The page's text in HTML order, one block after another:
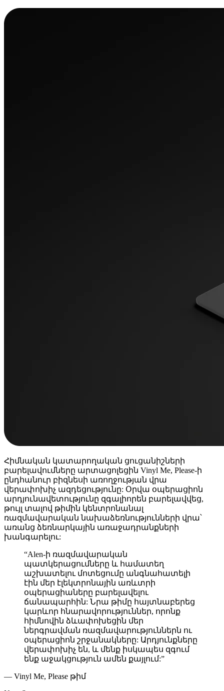
Հիմնական կատարողական ցուցանիշների
բարելավումները արտացոլեցին Vinyl Me, Please-ի
ընդհանուր բիզնեսի առողջության վրա
վերափոխիչ ազդեցությունը: Օրվա օպերացիոն
արդյունավետությունը զգալիորեն բարելավվեց,
թույլ տալով թիմին կենտրոնանալ
ռազմավարական նախաձեռնությունների վրա՝
առանց ձեռնարկային առաջադրանքների
խանգարելու:
“Alen-ի ռազմավարական
պատկերացումները և համատեղ
աշխատելու մոտեցումը անգնահատելի
էին մեր էլեկտրոնային առևտրի
օպերացիաները բարելավելու
ճանապարհին: Նրա թիմը հայտնաբերեց
կարևոր հնարավորություններ, որոնք
հիմնովին ձևափոխեցին մեր
ներգրավման ռազմավարություններն ու
օպերացիոն շրջանակները: Արդյունքները
վերափոխիչ են, և մենք իսկապես զգում
ենք աջակցություն ամեն քայլում:”
— Vinyl Me, Please թիմ